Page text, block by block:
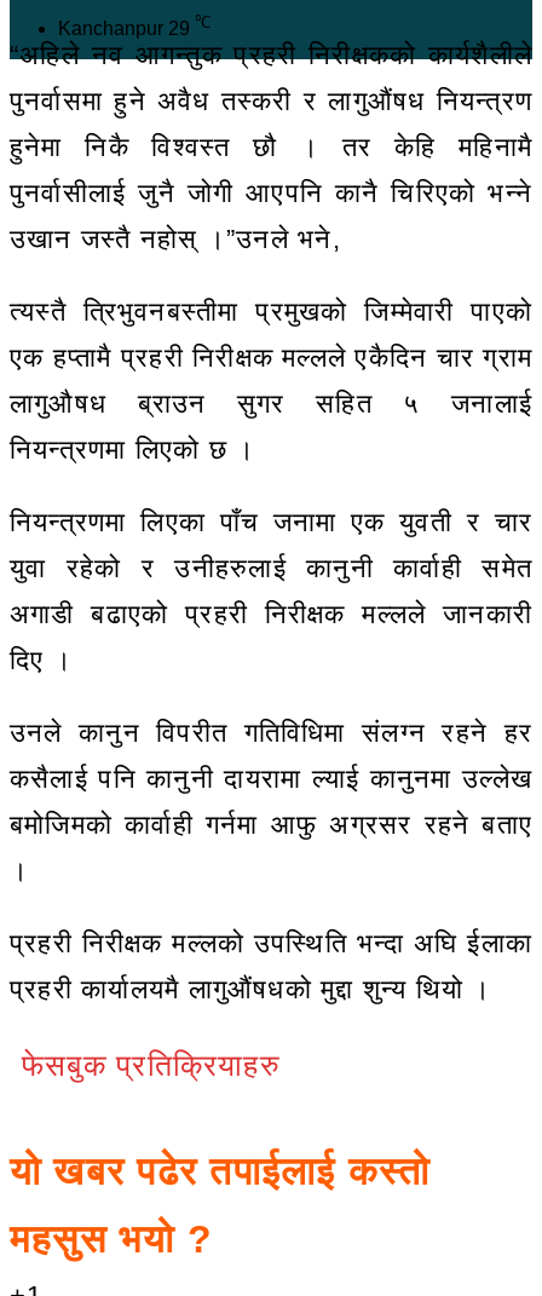
Kanchanpur 29 ℃
“अहिले नव आगन्तुक प्रहरी निरीक्षकको कार्यशैलीले
पुनर्वासमा हुने अवैध तस्करी र लागुऔंषध नियन्त्रण
हुनेमा निकै विश्वस्त छौ । तर केहि महिनामै
पुनर्वासीलाई जुनै जोगी आएपनि कानै चिरिएको भन्ने
उखान जस्तै नहोस् ।”उनले भने,
त्यस्तै त्रिभुवनबस्तीमा प्रमुखको जिम्मेवारी पाएको
एक हप्तामै प्रहरी निरीक्षक मल्लले एकैदिन चार ग्राम
लागुऔषध ब्राउन सुगर सहित ५ जनालाई
नियन्त्रणमा लिएको छ ।
नियन्त्रणमा लिएका पाँच जनामा एक युवती र चार
युवा रहेको र उनीहरुलाई कानुनी कार्वाही समेत
अगाडी बढाएको प्रहरी निरीक्षक मल्लले जानकारी
दिए ।
उनले कानुन विपरीत गतिविधिमा संलग्न रहने हर
कसैलाई पनि कानुनी दायरामा ल्याई कानुनमा उल्लेख
बमोजिमको कार्वाही गर्नमा आफु अग्रसर रहने बताए
।
प्रहरी निरीक्षक मल्लको उपस्थिति भन्दा अघि ईलाका
प्रहरी कार्यालयमै लागुऔंषधको मुद्दा शुन्य थियो ।
फेसबुक प्रतिक्रियाहरु
यो खबर पढेर तपाईलाई कस्तो
महसुस भयो ?